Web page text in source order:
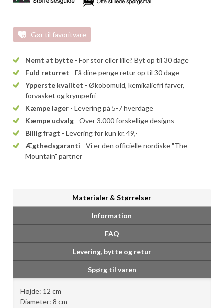
Gør til favoritvare
Nemt at bytte - For stor eller lille? Byt op til 30 dage
Fuld returret - Få dine penge retur op til 30 dage
Ypperste kvalitet - Økobomuld, kemikaliefri farver,
forvasket og krympefri
Kæmpe lager - Levering på 5-7 hverdage
Kæmpe udvalg - Over 3.000 forskellige designs
Billig fragt - Levering for kun kr. 49,-
Ægthedsgaranti - Vi er den officielle nordiske "The
Mountain" partner
Materialer & Størrelser
Information
FAQ
Levering, bytte og retur
Spørg til varen
Højde: 12 cm
Diameter: 8 cm